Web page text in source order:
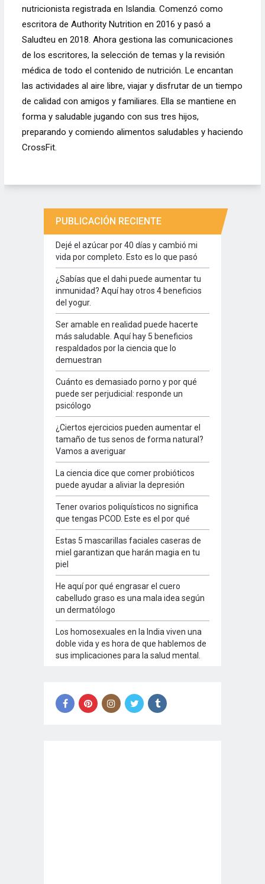
nutricionista registrada en Islandia. Comenzó como
escritora de Authority Nutrition en 2016 y pasó a
Saludteu en 2018. Ahora gestiona las comunicaciones
de los escritores, la selección de temas y la revisión
médica de todo el contenido de nutrición. Le encantan
las actividades al aire libre, viajar y disfrutar de un tiempo
de calidad con amigos y familiares. Ella se mantiene en
forma y saludable jugando con sus tres hijos,
preparando y comiendo alimentos saludables y haciendo
CrossFit.
PUBLICACIÓN RECIENTE
Dejé el azúcar por 40 días y cambió mi
vida por completo. Esto es lo que pasó
¿Sabías que el dahi puede aumentar tu
inmunidad? Aquí hay otros 4 beneficios
del yogur.
Ser amable en realidad puede hacerte
más saludable. Aquí hay 5 beneficios
respaldados por la ciencia que lo
demuestran
Cuánto es demasiado porno y por qué
puede ser perjudicial: responde un
psicólogo
¿Ciertos ejercicios pueden aumentar el
tamaño de tus senos de forma natural?
Vamos a averiguar
La ciencia dice que comer probióticos
puede ayudar a aliviar la depresión
Tener ovarios poliquísticos no significa
que tengas PCOD. Este es el por qué
Estas 5 mascarillas faciales caseras de
miel garantizan que harán magia en tu
piel
He aquí por qué engrasar el cuero
cabelludo graso es una mala idea según
un dermatólogo
Los homosexuales en la India viven una
doble vida y es hora de que hablemos de
sus implicaciones para la salud mental.